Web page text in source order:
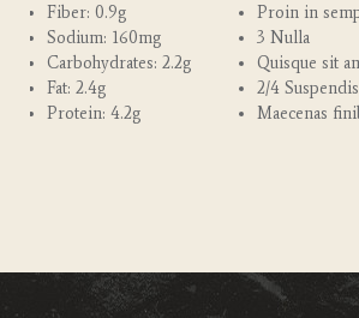
Fiber: 0.9g
Sodium: 160mg
Carbohydrates: 2.2g
Fat: 2.4g
Protein: 4.2g
Proin in
3 Nulla
Quisque sit
2/4
Maecenas